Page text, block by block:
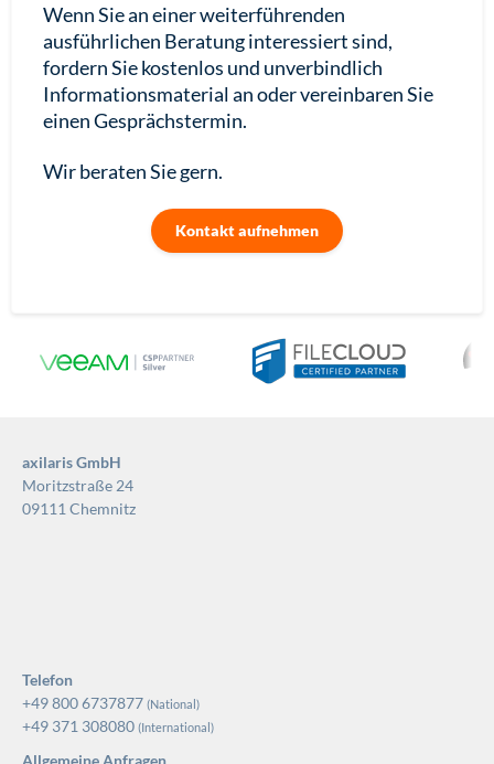
Wenn Sie an einer weiterführenden
ausführlichen Beratung interessiert sind,
fordern Sie kostenlos und unverbindlich
Informationsmaterial an oder vereinbaren Sie
einen Gesprächstermin.
Wir beraten Sie gern.
Kontakt aufnehmen
axilaris GmbH
Moritzstraße 24
09111 Chemnitz
Telefon
+49 800 6737877 (National)
+49 371 308080 (International)
Allgemeine Anfragen